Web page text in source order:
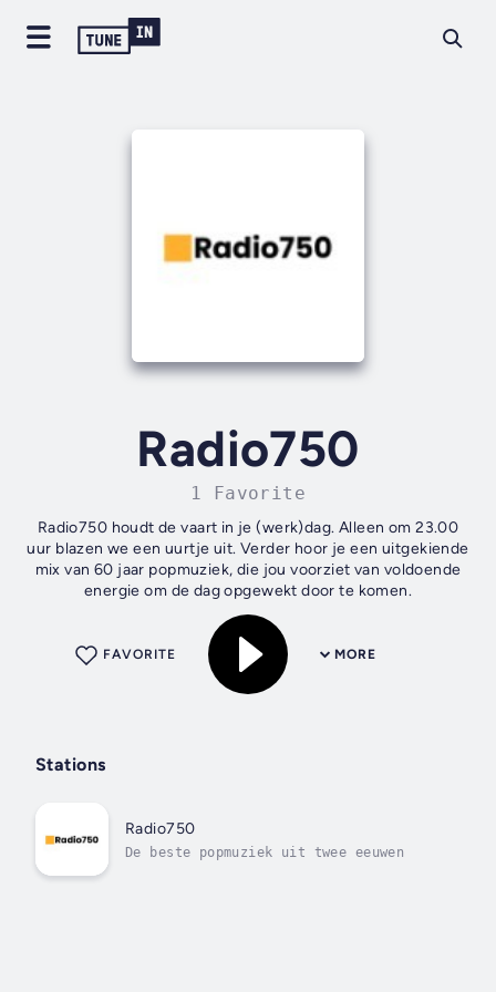
Radio750
1 Favorite
Radio750 houdt de vaart in je (werk)dag. Alleen om 23.00
uur blazen we een uurtje uit. Verder hoor je een uitgekiende
mix van 60 jaar popmuziek, die jou voorziet van voldoende
energie om de dag opgewekt door te komen.
MORE
FAVORITE
Stations
Radio750
De beste popmuziek uit twee eeuwen